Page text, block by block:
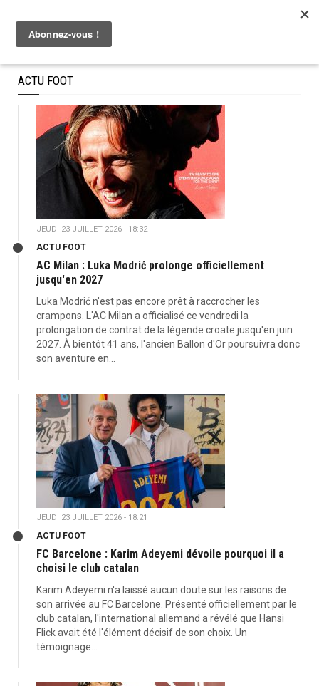
ACTU FOOT
JEUDI 23 JUILLET 2026 - 18:32
ACTU FOOT
AC Milan : Luka Modrić prolonge officiellement
jusqu'en 2027
Luka Modrić n'est pas encore prêt à raccrocher les
crampons. L'AC Milan a officialisé ce vendredi la
prolongation de contrat de la légende croate jusqu'en juin
2027. À bientôt 41 ans, l'ancien Ballon d'Or poursuivra donc
son aventure en...
JEUDI 23 JUILLET 2026 - 18:21
ACTU FOOT
FC Barcelone : Karim Adeyemi dévoile pourquoi il a
choisi le club catalan
Karim Adeyemi n'a laissé aucun doute sur les raisons de
son arrivée au FC Barcelone. Présenté officiellement par le
club catalan, l'international allemand a révélé que Hansi
Flick avait été l'élément décisif de son choix. Un
témoignage...